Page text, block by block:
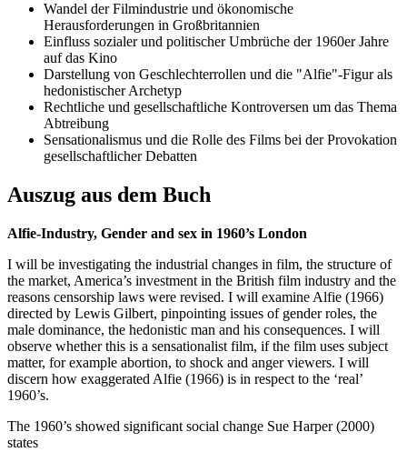
Wandel der Filmindustrie und ökonomische
Herausforderungen in Großbritannien
Einfluss sozialer und politischer Umbrüche der 1960er Jahre
auf das Kino
Darstellung von Geschlechterrollen und die "Alfie"-Figur als
hedonistischer Archetyp
Rechtliche und gesellschaftliche Kontroversen um das Thema
Abtreibung
Sensationalismus und die Rolle des Films bei der Provokation
gesellschaftlicher Debatten
Auszug aus dem Buch
Alfie-Industry, Gender and sex in 1960’s London
I will be investigating the industrial changes in film, the structure of
the market, America’s investment in the British film industry and the
reasons censorship laws were revised. I will examine Alfie (1966)
directed by Lewis Gilbert, pinpointing issues of gender roles, the
male dominance, the hedonistic man and his consequences. I will
observe whether this is a sensationalist film, if the film uses subject
matter, for example abortion, to shock and anger viewers. I will
discern how exaggerated Alfie (1966) is in respect to the ‘real’
1960’s.
The 1960’s showed significant social change Sue Harper (2000)
states